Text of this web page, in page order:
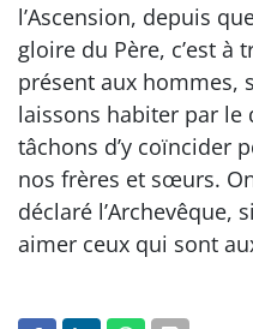
l’Ascension, depuis
gloire du Père, c’est à
présent aux hommes,
laissons habiter par le
tâchons d’y coïncider
nos frères et sœurs.
déclaré l’Archevêque,
aimer ceux qui sont